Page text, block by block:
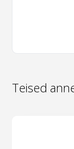
Teised